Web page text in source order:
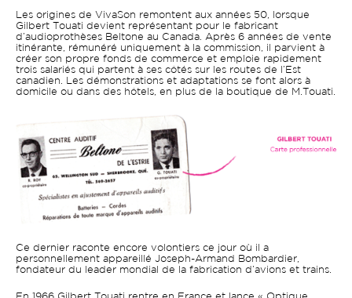
Les origines de VivaSon remontent aux années 50, lorsque
Gilbert Touati devient représentant pour le fabricant
d’audioprothèses Beltone au Canada. Après 6 années de vente
itinérante, rémunéré uniquement à la commission, il parvient à
créer son propre fonds de commerce et emploie rapidement
trois salariés qui partent à ses côtés sur les routes de l’Est
canadien. Les démonstrations et adaptations se font alors à
domicile ou dans des hôtels, en plus de la boutique de M.Touati.
Ce dernier raconte encore volontiers ce jour où il a
personnellement appareillé Joseph-Armand Bombardier,
fondateur du leader mondial de la fabrication d’avions et trains.